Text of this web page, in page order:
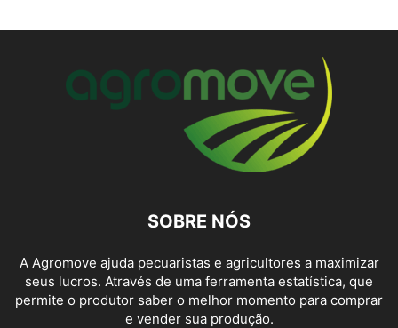
SOBRE NÓS
A Agromove ajuda pecuaristas e agricultores a maximizar
seus lucros. Através de uma ferramenta estatística, que
permite o produtor saber o melhor momento para comprar
e vender sua produção.